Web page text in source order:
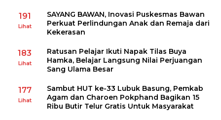
191
Lihat
SAYANG BAWAN, Inovasi Puskesmas Bawan
Perkuat Perlindungan Anak dan Remaja dari
Kekerasan
183
Lihat
Ratusan Pelajar Ikuti Napak Tilas Buya
Hamka, Belajar Langsung Nilai Perjuangan
Sang Ulama Besar
177
Lihat
Sambut HUT ke-33 Lubuk Basung, Pemkab
Agam dan Charoen Pokphand Bagikan 15
Ribu Butir Telur Gratis Untuk Masyarakat